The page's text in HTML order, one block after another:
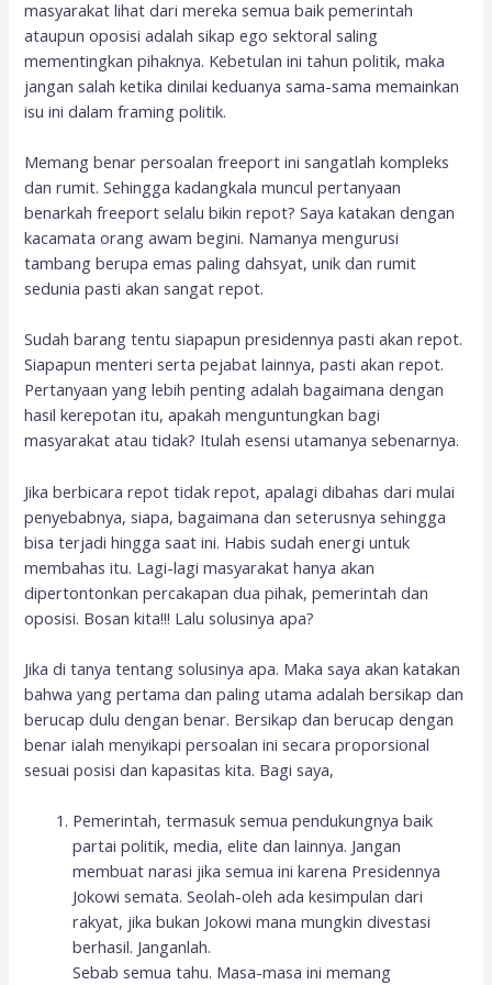
masyarakat lihat dari mereka semua baik pemerintah
ataupun oposisi adalah sikap ego sektoral saling
mementingkan pihaknya. Kebetulan ini tahun politik, maka
jangan salah ketika dinilai keduanya sama-sama memainkan
isu ini dalam framing politik.
Memang benar persoalan freeport ini sangatlah kompleks
dan rumit. Sehingga kadangkala muncul pertanyaan
benarkah freeport selalu bikin repot? Saya katakan dengan
kacamata orang awam begini. Namanya mengurusi
tambang berupa emas paling dahsyat, unik dan rumit
sedunia pasti akan sangat repot.
Sudah barang tentu siapapun presidennya pasti akan repot.
Siapapun menteri serta pejabat lainnya, pasti akan repot.
Pertanyaan yang lebih penting adalah bagaimana dengan
hasil kerepotan itu, apakah menguntungkan bagi
masyarakat atau tidak? Itulah esensi utamanya sebenarnya.
Jika berbicara repot tidak repot, apalagi dibahas dari mulai
penyebabnya, siapa, bagaimana dan seterusnya sehingga
bisa terjadi hingga saat ini. Habis sudah energi untuk
membahas itu. Lagi-lagi masyarakat hanya akan
dipertontonkan percakapan dua pihak, pemerintah dan
oposisi. Bosan kita!!! Lalu solusinya apa?
Jika di tanya tentang solusinya apa. Maka saya akan katakan
bahwa yang pertama dan paling utama adalah bersikap dan
berucap dulu dengan benar. Bersikap dan berucap dengan
benar ialah menyikapi persoalan ini secara proporsional
sesuai posisi dan kapasitas kita. Bagi saya,
Pemerintah, termasuk semua pendukungnya baik
partai politik, media, elite dan lainnya. Jangan
membuat narasi jika semua ini karena Presidennya
Jokowi semata. Seolah-oleh ada kesimpulan dari
rakyat, jika bukan Jokowi mana mungkin divestasi
berhasil. Janganlah.
Sebab semua tahu. Masa-masa ini memang